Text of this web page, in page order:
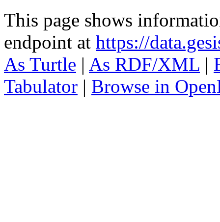
This page shows
endpoint at https://
As Turtle | As RDF/XML |
Tabulator | Browse in